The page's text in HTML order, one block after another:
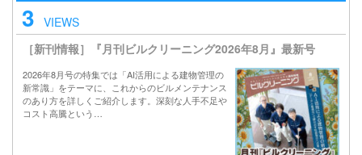
3 VIEWS
［新刊情報］『月刊ビルクリーニング2026年8月』最新号
2026年8月号の特集では「AI活用による建物管理の
新常識」をテーマに、これからのビルメンテナンス
のあり方を詳しくご紹介します。深刻な人手不足や
コスト高騰という…